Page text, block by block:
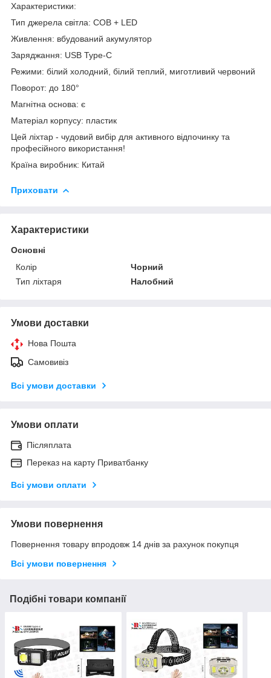
Характеристики:
Тип джерела світла: COB + LED
Живлення: вбудований акумулятор
Заряджання: USB Type-C
Режими: білий холодний, білий теплий, миготливий червоний
Поворот: до 180°
Магнітна основа: є
Матеріал корпусу: пластик
Цей ліхтар - чудовий вибір для активного відпочинку та
професійного використання!
Країна виробник: Китай
Приховати
Характеристики
Основні
Колір
Чорний
Тип ліхтаря
Налобний
Умови доставки
Нова Пошта
Самовивіз
Всі умови доставки
Умови оплати
Післяплата
Переказ на карту Приватбанку
Всі умови оплати
Умови повернення
Повернення товару впродовж 14 днів за рахунок покупця
Всі умови повернення
Подібні товари компанії